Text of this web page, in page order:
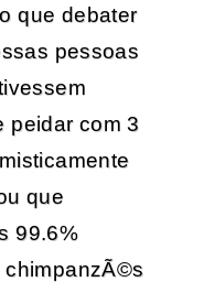
que debater
pessoas
peidar com 3
que
99.6%